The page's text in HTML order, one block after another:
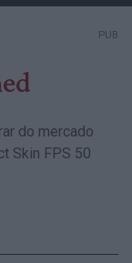
PUB
do mercado
Skin FPS 50